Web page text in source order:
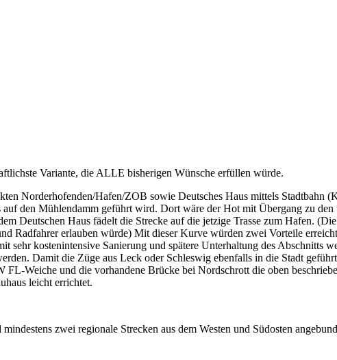
Variante, die ALLE bisherigen Wünsche erfüllen würde.
Norderhofenden/Hafen/ZOB sowie Deutsches Haus mittels Stadtbahn
den Mühlendamm geführt wird. Dort wäre der Hot mit Übergang zu
Deutschen Haus fädelt die Strecke auf die jetzige Trasse zum Hafen.
Radfahrer erlauben würde) Mit dieser Kurve würden zwei Vorteile
sehr kostenintensive Sanierung und spätere Unterhaltung des
Damit die Züge aus Leck oder Schleswig ebenfalls in die Stadt
FL-Weiche und die vorhandene Brücke bei Nordschrott die oben
leicht errichtet.
zwei regionale Strecken aus dem Westen und Südosten